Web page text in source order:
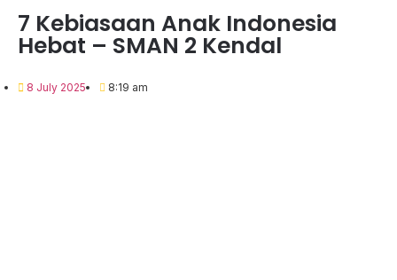
7 Kebiasaan Anak Indonesia
Hebat – SMAN 2 Kendal
8 July 2025 8:19 am